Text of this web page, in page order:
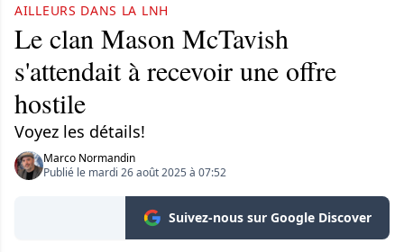
AILLEURS DANS LA LNH
Le clan Mason McTavish
s'attendait à recevoir une offre
hostile
Voyez les détails!
Marco Normandin
Publié le mardi 26 août 2025 à 07:52
Suivez-nous sur Google Discover